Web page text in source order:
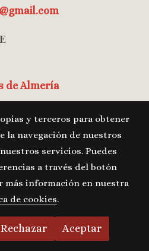
de Almería
y terceros para obtener
la navegación de nuestros
servicios. Puedes
a través del botón
más información en nuestra
de cookies.
Rechazar Aceptar